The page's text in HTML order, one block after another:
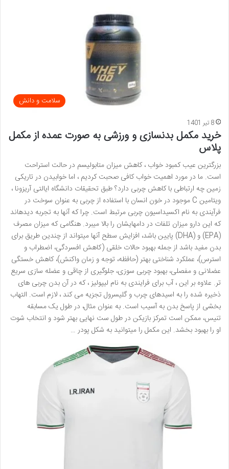
سلامت و دانش
8 تیر 1401
خرید مکمل بدنسازی و ورزشی به صورت عمده از مکمل
پلاس
بزرگترین عیب کمبود خواب ، کاهش میزان متابولیسم در حالت استراحت
است. ما در مورد اهمیت خواب کافی صحبت کردیم ، اما خوابیدن در تاریکی
زمین چه ارتباطی با کاهش چربی دارد؟ طبق تحقیقات دانشگاه ایالتی آریزونا ،
ویتامین C موجود در خون انسان با استفاده از چربی به عنوان سوخت در
فرآیندی به نام اکسیداسیون چربی مرتبط است. چرا که آنها به تجربه دیدهاند
که این دارو میزان تلفات در دامهایشان را بالا میبرد. هنگامی که میزان مصرف
(EPA) و (DHA) پایین باشد، افزایش سطح آنها میتواند از چندین طریق برای
بدن مفید باشد از جمله بهبود حالات خلقی (کاهش افسردگی، اضطراب و
استرس)، عملکرد شناختی بهتر (حافظه، توجه و زمان واکنش)، کاهش خستگی
عضلانی و مفصلی، بهبود چربی سوزی، جلوگیری از چاقی و عضله سازی سریع
تر. علاوه بر این ، آب برای فرایندی به نام لیپولیز ، که در آن بدن چربی های
ذخیره شده را به اسیدهای چرب و گلیسرول تجزیه می کند ، لازم است. التهاب
بخشی از پاسخ بدن به آسیب است. به عنوان مثال، در طول یک مسابقه
تنیس، ممکن است تمرکز بازیکن در طول ست نهایی بهتر شود و انتخاب شوت
او را بهبود بخشد. این مکمل را میتوانید به شکل پودر …